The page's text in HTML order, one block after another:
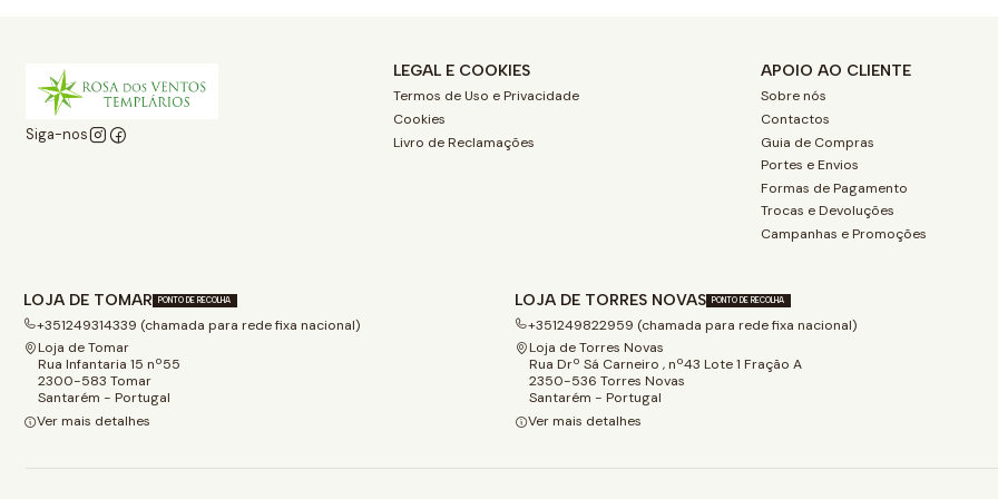
Siga-nos
LEGAL E COOKIES
Termos de Uso e Privacidade
Cookies
Livro de Reclamações
APOIO AO CLIENTE
Sobre nós
Contactos
Guia de Compras
Portes e Envios
Formas de Pagamento
Trocas e Devoluções
Campanhas e Promoções
LOJA DE TOMAR PONTO DE RECOLHA
+351249314339 (chamada para rede fixa nacional)
Loja de Tomar
Rua Infantaria 15 nº55
2300-583 Tomar
Santarém - Portugal
Ver mais detalhes
LOJA DE TORRES NOVAS PONTO DE RECOLHA
+351249822959 (chamada para rede fixa nacional)
Loja de Torres Novas
Rua Drº Sá Carneiro , nº43 Lote 1 Fração A
2350-536 Torres Novas
Santarém - Portugal
Ver mais detalhes